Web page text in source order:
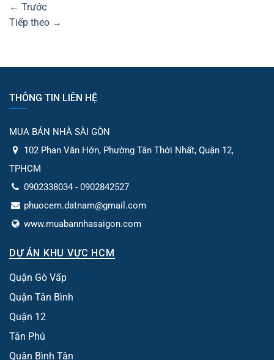
← Trước
Tiếp theo →
THÔNG TIN LIÊN HỆ
MUA BÁN NHÀ SÀI GÒN
102 Phan Văn Hớn, Phường Tân Thới Nhất, Quận 12,
TPHCM
0902338034 - 0902842527
phuocem.datnam@gmail.com
www.muabannhasaigon.com
DỰ ÁN KHU VỰC HCM
Quận Gò Vấp
Quận Tân Bình
Quận 12
Tân Phú
Quận Bình Tân